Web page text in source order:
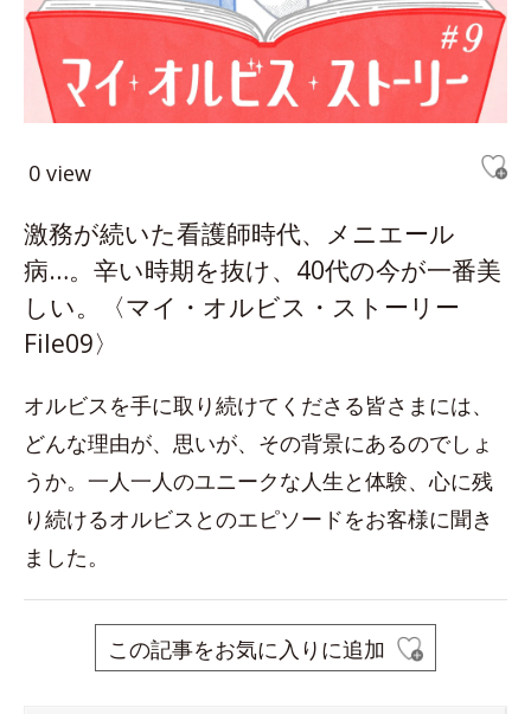
0 view
激務が続いた看護師時代、メニエール
病…。辛い時期を抜け、40代の今が一番美
しい。〈マイ・オルビス・ストーリー
File09〉
オルビスを手に取り続けてくださる皆さまには、
どんな理由が、思いが、その背景にあるのでしょ
うか。一人一人のユニークな人生と体験、心に残
り続けるオルビスとのエピソードをお客様に聞き
ました。
この記事をお気に入りに追加